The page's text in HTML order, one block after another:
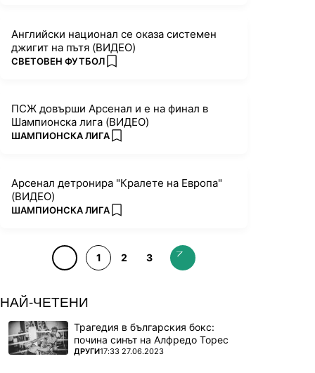
Английски национал се оказа системен
джигит на пътя (ВИДЕО)
ПОВЕЧЕ ОТ
СВЕТОВЕН ФУТБОЛ add favorites
ПСЖ довърши Арсенал и е на финал в
Шампионска лига (ВИДЕО)
ПОВЕЧЕ ОТ
ШАМПИОНСКА ЛИГА add favorites
Арсенал детронира "Кралете на Европа"
(ВИДЕО)
ПОВЕЧЕ ОТ
ШАМПИОНСКА ЛИГА add favorites
1 2 3
НАЙ-ЧЕТЕНИ
Трагедия в българския бокс:
почина синът на Алфредо Торес
ПОВЕЧЕ ОТ
ДРУГИ17:33 27.06.2023